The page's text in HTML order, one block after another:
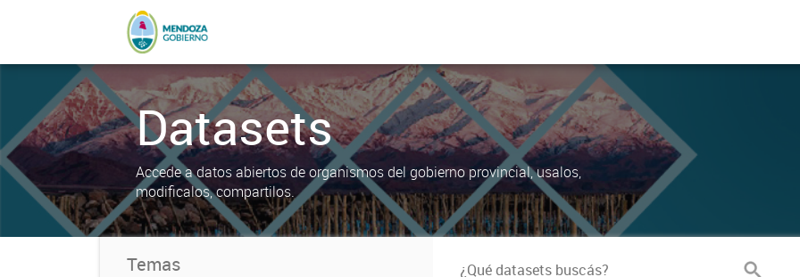
Datasets
Accede a datos abiertos de organismos del gobierno provincial, usalos,
modificalos, compartilos.
Temas